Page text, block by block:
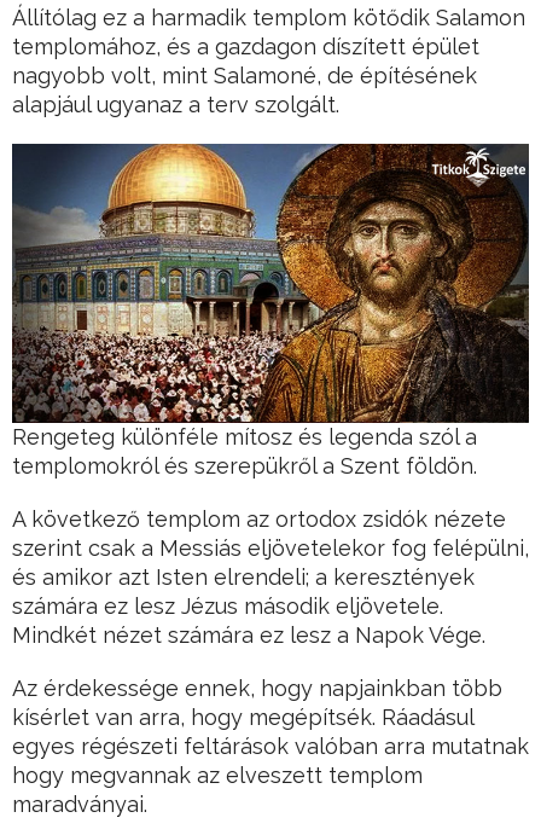
Állítólag ez a harmadik templom kötődik Salamon
templomához, és a gazdagon díszített épület
nagyobb volt, mint Salamoné, de építésének
alapjául ugyanaz a terv szolgált.
Rengeteg különféle mítosz és legenda szól a
templomokról és szerepükről a Szent földön.
A következő templom az ortodox zsidók nézete
szerint csak a Messiás eljövetelekor fog felépülni,
és amikor azt Isten elrendeli; a keresztények
számára ez lesz Jézus második eljövetele.
Mindkét nézet számára ez lesz a Napok Vége.
Az érdekessége ennek, hogy napjainkban több
kísérlet van arra, hogy megépítsék. Ráadásul
egyes régészeti feltárások valóban arra mutatnak
hogy megvannak az elveszett templom
maradványai.